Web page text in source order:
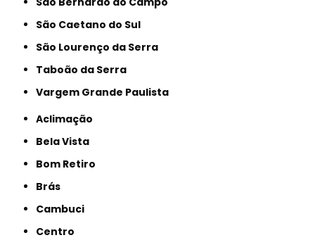
São Caetano do Sul
São Lourenço da Serra
Taboão da Serra
Vargem Grande Paulista
Aclimação
Bela Vista
Bom Retiro
Brás
Cambuci
Centro